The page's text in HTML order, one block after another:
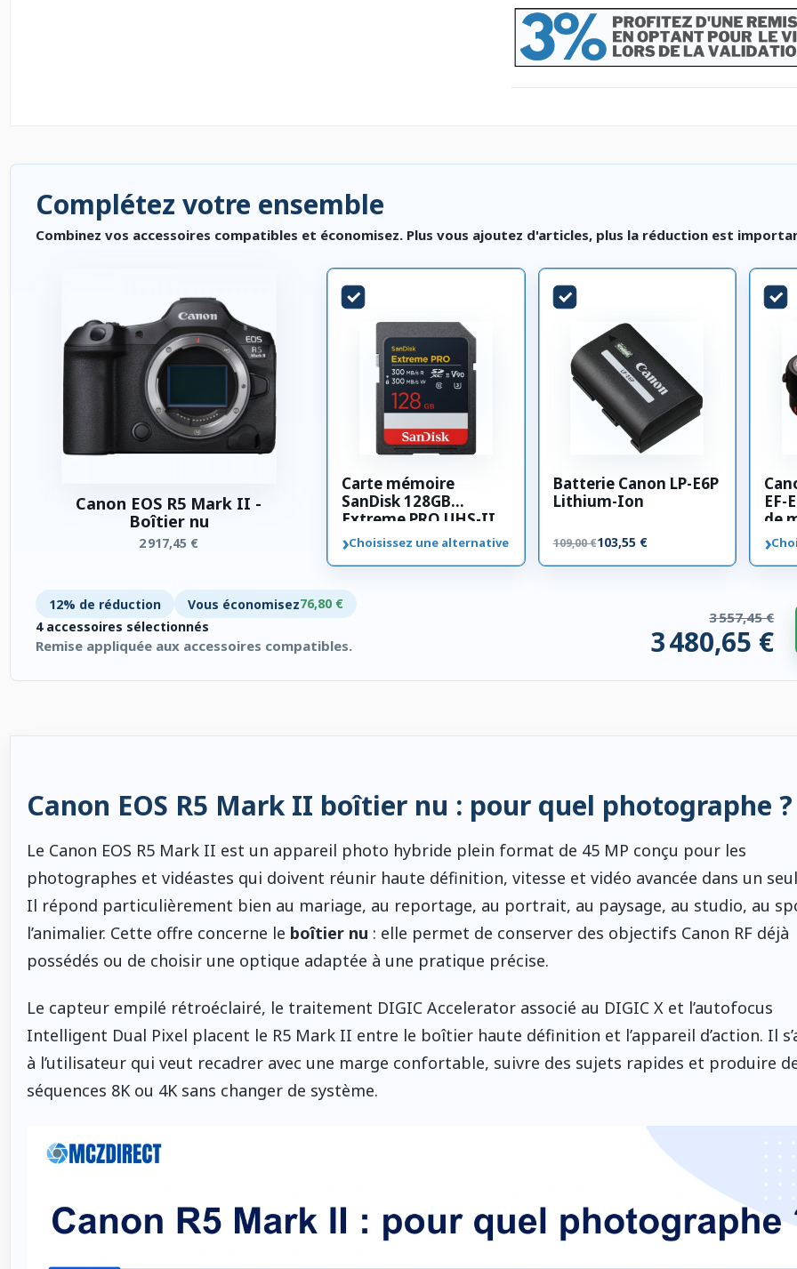
Complétez votre ensemble
Combinez vos accessoires compatibles et économisez. Plus vous ajoutez d'articles, plus la réduction est
Canon EOS R5 Mark II -
Boîtier nu
2 917,45 €
Carte mémoire
SanDisk 128GB
Extreme PRO UHS-II
SDXC 300 MB/s
›Choisissez une alternative
Batterie Canon LP-E6P
Lithium-Ion
109,00 €103,55 €
EF-
de
›
12% de réduction Vous économisez76,80 €
4 accessoires sélectionnés
Remise appliquée aux accessoires compatibles.
3 557,45 €
3 480,65 €
Canon EOS R5 Mark II boîtier nu : pour quel photographe ?
Le Canon EOS R5 Mark II est un appareil photo hybride plein format de 45 MP conçu pour les
photographes et vidéastes qui doivent réunir haute définition, vitesse et vidéo avancée dans un
Il répond particulièrement bien au mariage, au reportage, au portrait, au paysage, au studio, au
l’animalier. Cette offre concerne le boîtier nu : elle permet de conserver des objectifs Canon RF déjà
possédés ou de choisir une optique adaptée à une pratique précise.
Le capteur empilé rétroéclairé, le traitement DIGIC Accelerator associé au DIGIC X et l’autofocus
Intelligent Dual Pixel placent le R5 Mark II entre le boîtier haute définition et l’appareil d’action. Il
à l’utilisateur qui veut recadrer avec une marge confortable, suivre des sujets rapides et produire
séquences 8K ou 4K sans changer de système.